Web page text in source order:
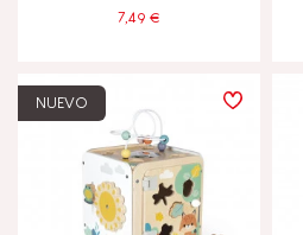
7,49 €
NUEVO